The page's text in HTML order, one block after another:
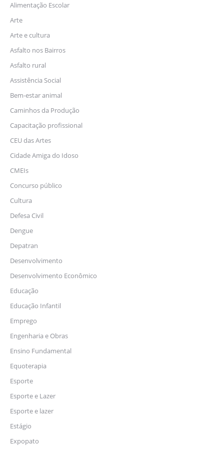
Alimentação Escolar
Arte
Arte e cultura
Asfalto nos Bairros
Asfalto rural
Assistência Social
Bem-estar animal
Caminhos da Produção
Capacitação profissional
CEU das Artes
Cidade Amiga do Idoso
CMEIs
Concurso público
Cultura
Defesa Civil
Dengue
Depatran
Desenvolvimento
Desenvolvimento Econômico
Educação
Educação Infantil
Emprego
Engenharia e Obras
Ensino Fundamental
Equoterapia
Esporte
Esporte e Lazer
Esporte e lazer
Estágio
Expopato